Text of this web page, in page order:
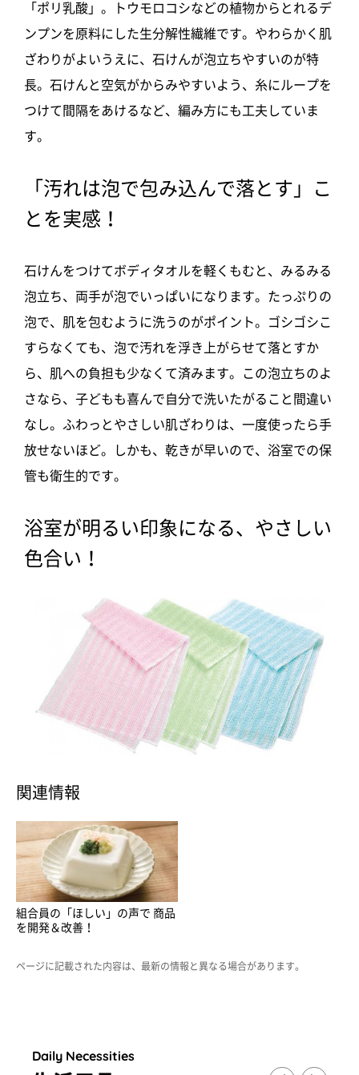
「ポリ乳酸」。トウモロコシなどの植物からとれるデ
ンプンを原料にした生分解性繊維です。やわらかく肌
ざわりがよいうえに、石けんが泡立ちやすいのが特
長。石けんと空気がからみやすいよう、糸にループを
つけて間隔をあけるなど、編み方にも工夫していま
す。
「汚れは泡で包み込んで落とす」こ
とを実感！
石けんをつけてボディタオルを軽くもむと、みるみる
泡立ち、両手が泡でいっぱいになります。たっぷりの
泡で、肌を包むように洗うのがポイント。ゴシゴシこ
すらなくても、泡で汚れを浮き上がらせて落とすか
ら、肌への負担も少なくて済みます。この泡立ちのよ
さなら、子どもも喜んで自分で洗いたがること間違い
なし。ふわっとやさしい肌ざわりは、一度使ったら手
放せないほど。しかも、乾きが早いので、浴室での保
管も衛生的です。
浴室が明るい印象になる、やさしい
色合い！
関連情報
組合員の「ほしい」の声で 商品
を開発＆改善！
ページに記載された内容は、最新の情報と異なる場合があります。
Daily Necessities